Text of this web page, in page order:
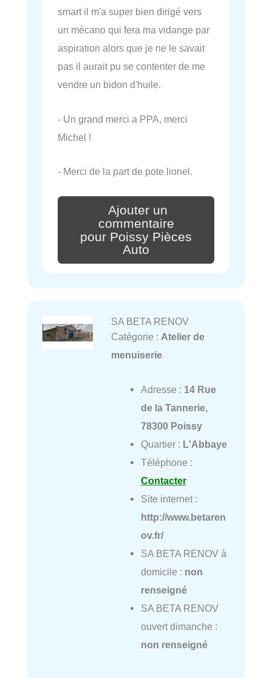
smart il m'a super bien dirigé vers
un mécano qui fera ma vidange par
aspiration alors que je ne le savait
pas il aurait pu se contenter de me
vendre un bidon d'huile.
- Un grand merci a PPA, merci
Michel !
- Merci de la part de pote lionel.
Ajouter un
commentaire
pour Poissy Pièces
Auto
SA BETA RENOV
Catégorie : Atelier de
menuiserie
Adresse : 14 Rue
de la Tannerie,
78300 Poissy
Quartier : L'Abbaye
Téléphone :
Contacter
Site internet :
http://www.betaren
ov.fr/
SA BETA RENOV à
domicile : non
renseigné
SA BETA RENOV
ouvert dimanche :
non renseigné